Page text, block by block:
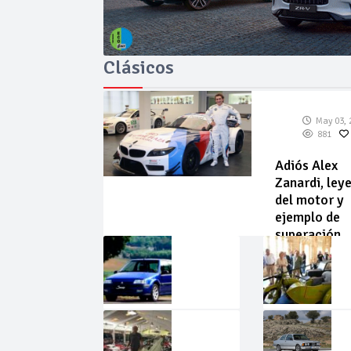
Clásicos
May 03,
881
Adiós Alex
Zanardi,
del motor y
ejemplo de
superación
May
Abr